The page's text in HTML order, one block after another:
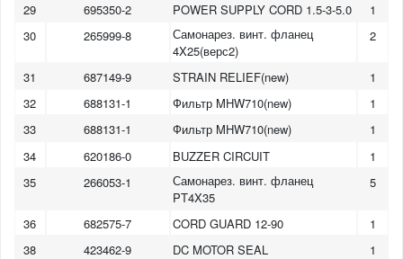
29
695350-2 POWER SUPPLY CORD 1.5-3-5.0
1
30
265999-8
Самонарез. винт. фланец
4X25(верс2)
2
31 687149-9 STRAIN RELIEF(new)
1
32
688131-1 Фильтр MHW710(new)
1
33
688131-1 Фильтр MHW710(new)
1
34
620186-0 BUZZER CIRCUIT
1
35
266053-1
Самонарез. винт. фланец
PT4X35
5
36 682575-7 CORD GUARD 12-90
1
38
423462-9 DC MOTOR SEAL
1